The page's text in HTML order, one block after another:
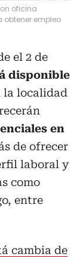
oficina
empleo
el 2 de
disponible
la localidad
en
de ofrecer
laboral y
como
entre
cambia de